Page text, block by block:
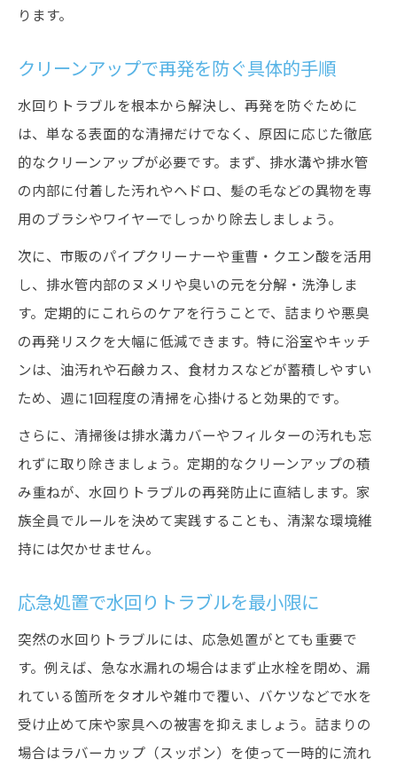
家庭とプロのクリーンアップ技術の違い
費用や効果で選ぶ水回りトラブル対処法
プロの視点で見る水回りトラブル解決術
家庭対応の限界とプロの判断基準を紹介
清潔を保つ水回りトラブル予防の習慣
水回りトラブルを防ぐ日常の掃除習慣
クリーンアップで保つ清潔な水回り環境
再発しないための予防ポイント解説
水回りトラブルを寄せ付けないコツとは
日々できる簡単メンテナンスの方法
ります。
クリーンアップで再発を防ぐ具体的手順
水回りトラブルを根本から解決し、再発を防ぐために
は、単なる表面的な清掃だけでなく、原因に応じた徹底
的なクリーンアップが必要です。まず、排水溝や排水管
の内部に付着した汚れやヘドロ、髪の毛などの異物を専
用のブラシやワイヤーでしっかり除去しましょう。
次に、市販のパイプクリーナーや重曹・クエン酸を活用
し、排水管内部のヌメリや臭いの元を分解・洗浄しま
す。定期的にこれらのケアを行うことで、詰まりや悪臭
の再発リスクを大幅に低減できます。特に浴室やキッチ
ンは、油汚れや石鹸カス、食材カスなどが蓄積しやすい
ため、週に1回程度の清掃を心掛けると効果的です。
さらに、清掃後は排水溝カバーやフィルターの汚れも忘
れずに取り除きましょう。定期的なクリーンアップの積
み重ねが、水回りトラブルの再発防止に直結します。家
族全員でルールを決めて実践することも、清潔な環境維
持には欠かせません。
応急処置で水回りトラブルを最小限に
突然の水回りトラブルには、応急処置がとても重要で
す。例えば、急な水漏れの場合はまず止水栓を閉め、漏
れている箇所をタオルや雑巾で覆い、バケツなどで水を
受け止めて床や家具への被害を抑えましょう。詰まりの
場合はラバーカップ（スッポン）を使って一時的に流れ